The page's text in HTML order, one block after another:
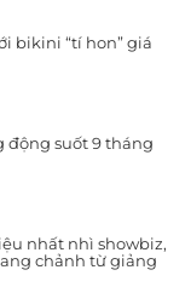
bikini “tí hon” giá
động suốt 9 tháng
nhất nhì showbiz,
chảnh từ giảng